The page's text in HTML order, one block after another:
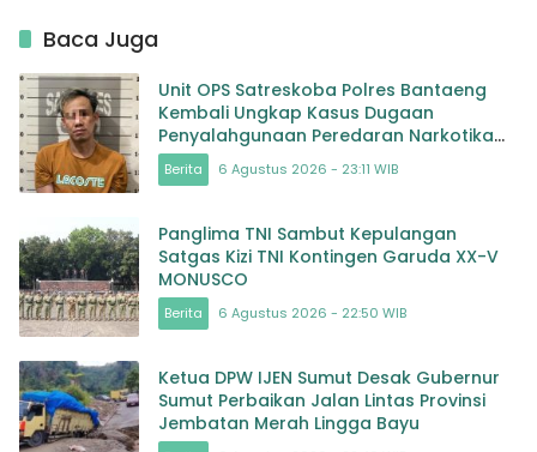
Baca Juga
Unit OPS Satreskoba Polres Bantaeng
Kembali Ungkap Kasus Dugaan
Penyalahgunaan Peredaran Narkotika
Jenis Sabu
Berita 6 Agustus 2026 - 23:11 WIB
Panglima TNI Sambut Kepulangan
Satgas Kizi TNI Kontingen Garuda XX-V
MONUSCO
Berita 6 Agustus 2026 - 22:50 WIB
Ketua DPW IJEN Sumut Desak Gubernur
Sumut Perbaikan Jalan Lintas Provinsi
Jembatan Merah Lingga Bayu